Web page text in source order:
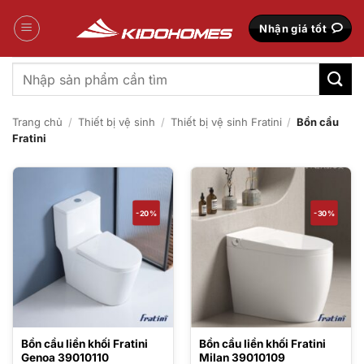
qua
Nhận giá tốt
Tìm
kiếm:
Trang chủ / Thiết bị vệ sinh / Thiết bị vệ sinh Fratini / Bồn cầu
Fratini
-20%
Bồn cầu liền khối Fratini
Genoa 39010110
-30%
Bồn cầu liền khối Fratini
Milan 39010109